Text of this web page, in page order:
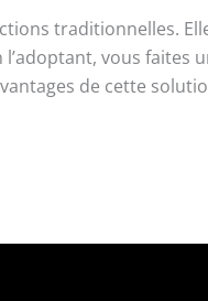
traditionnelles.
vous faites
de cette